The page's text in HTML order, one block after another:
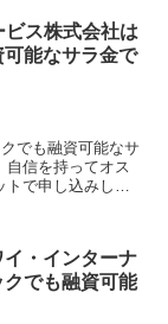
ス株式会社は
能なサラ金で
でも融資可能なサ
自信を持ってオス
トで申し込みした
・インターナ
でも融資可能